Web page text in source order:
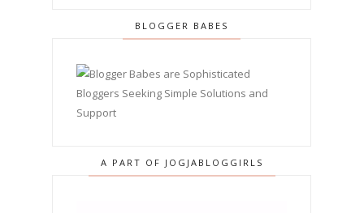
BLOGGER BABES
A PART OF JOGJABLOGGIRLS